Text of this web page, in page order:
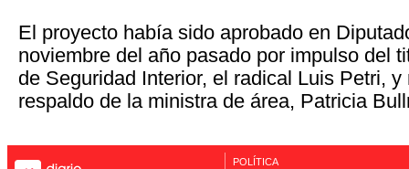
El proyecto había sido aprobado en
noviembre del año pasado por impulso del
de Seguridad Interior, el radical Luis Petri,
respaldo de la ministra de área, Patricia
POLÍTICA